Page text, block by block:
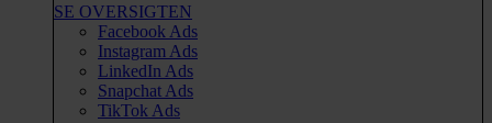
SE OVERSIGTEN
Facebook Ads
Instagram Ads
LinkedIn Ads
Snapchat Ads
TikTok Ads